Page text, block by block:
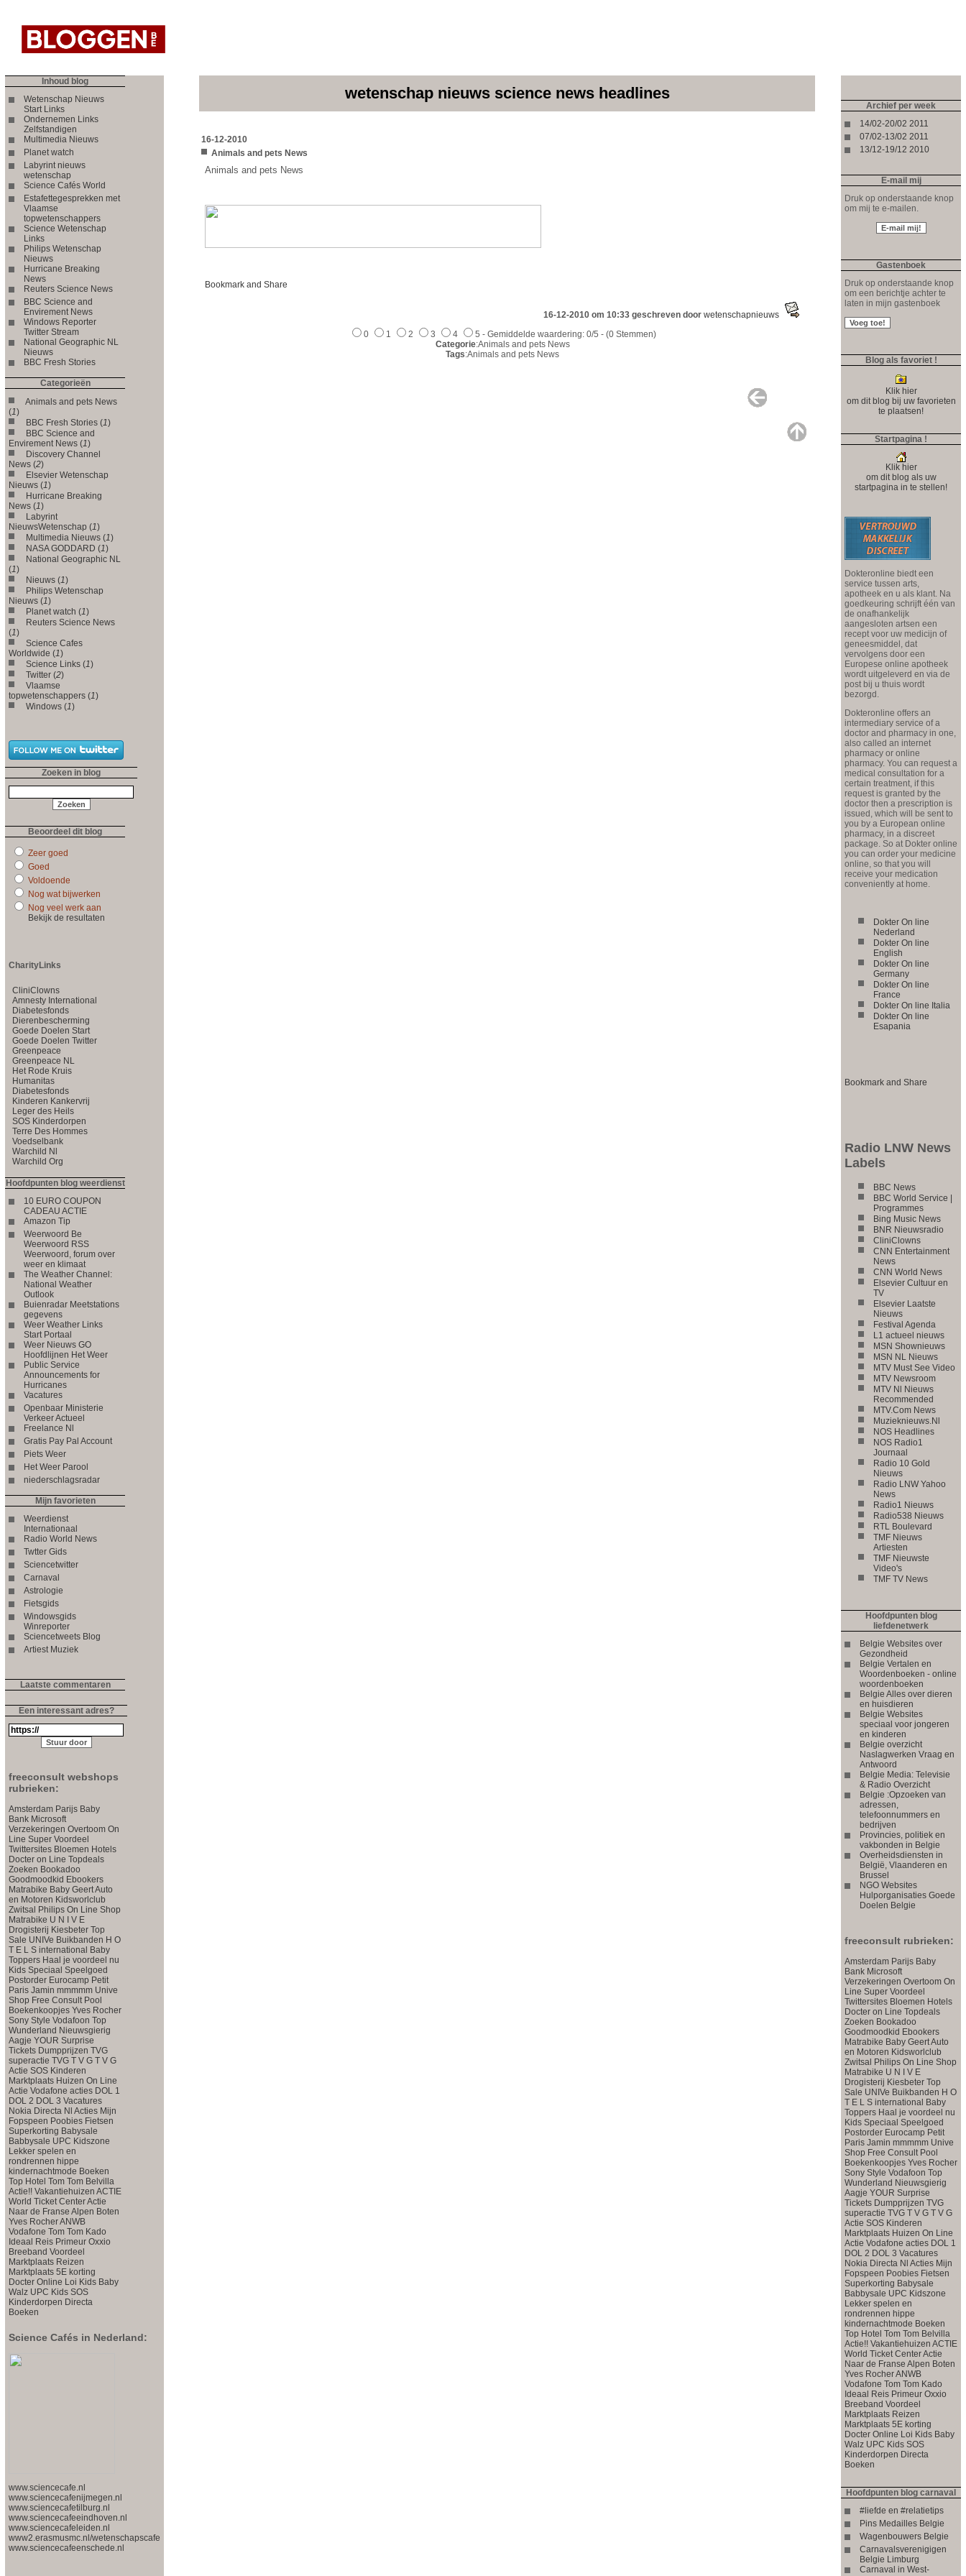
Inhoud blog
Wetenschap Nieuws
Start Links
Ondernemen Links
Zelfstandigen
Multimedia Nieuws
Planet watch
Labyrint nieuws
wetenschap
Science Cafés World
Estafettegesprekken met
Vlaamse
topwetenschappers
Science Wetenschap
Links
Philips Wetenschap
Nieuws
Hurricane Breaking
News
Reuters Science News
BBC Science and
Envirement News
Windows Reporter
Twitter Stream
National Geographic NL
Nieuws
BBC Fresh Stories
Categorieën
Animals and pets News
(1)
BBC Fresh Stories (1)
BBC Science and
Envirement News (1)
Discovery Channel
News (2)
Elsevier Wetenschap
Nieuws (1)
Hurricane Breaking
News (1)
Labyrint
NieuwsWetenschap (1)
Multimedia Nieuws (1)
NASA GODDARD (1)
National Geographic NL
(1)
Nieuws (1)
Philips Wetenschap
Nieuws (1)
Planet watch (1)
Reuters Science News
(1)
Science Cafes
Worldwide (1)
Science Links (1)
Twitter (2)
Vlaamse
topwetenschappers (1)
Windows (1)
Zoeken in blog
Beoordeel dit blog
Zeer goed
Goed
Voldoende
Nog wat bijwerken
Nog veel werk aan
Bekijk de resultaten
CharityLinks
CliniClowns
Amnesty International
Diabetesfonds
Dierenbescherming
Goede Doelen Start
Goede Doelen Twitter
Greenpeace
Greenpeace NL
Het Rode Kruis
Humanitas
Diabetesfonds
Kinderen Kankervrij
Leger des Heils
SOS Kinderdorpen
Terre Des Hommes
Voedselbank
Warchild Nl
Warchild Org
Hoofdpunten blog weerdienst
10 EURO COUPON
CADEAU ACTIE
Amazon Tip
Weerwoord Be
Weerwoord RSS
Weerwoord, forum over
weer en klimaat
The Weather Channel:
National Weather
Outlook
Buienradar Meetstations
gegevens
Weer Weather Links
Start Portaal
Weer Nieuws GO
Hoofdlijnen Het Weer
Public Service
Announcements for
Hurricanes
Vacatures
Openbaar Ministerie
Verkeer Actueel
Freelance Nl
Gratis Pay Pal Account
Piets Weer
Het Weer Parool
niederschlagsradar
Mijn favorieten
Weerdienst
Internationaal
Radio World News
Twtter Gids
Sciencetwitter
Carnaval
Astrologie
Fietsgids
Windowsgids
Winreporter
Sciencetweets Blog
Artiest Muziek
Laatste commentaren
Een interessant adres?
freeconsult webshops
rubrieken:
Amsterdam Parijs Baby
Bank Microsoft
Verzekeringen Overtoom On
Line Super Voordeel
Twittersites Bloemen Hotels
Docter on Line Topdeals
Zoeken Bookadoo
Goodmoodkid Ebookers
Matrabike Baby GeertAuto
en Motoren Kidsworlclub
Zwitsal Philips On Line Shop
Matrabike U N I V E
Drogisterij Kiesbeter Top
Sale UNIVe Buikbanden H O
T E L S international Baby
Toppers Haal je voordeel nu
Kids Speciaal Speelgoed
Postorder Eurocamp Petit
Paris Jamin mmmmm Unive
Shop Free Consult Pool
Boekenkoopjes Yves Rocher
Sony Style Vodafoon Top
Wunderland Nieuwsgierig
Aagje YOUR Surprise
Tickets Dumpprijzen TVG
superactie TVG T V G T V G
Actie SOS Kinderen
Marktplaats Huizen On Line
Actie Vodafone acties DOL 1
DOL 2 DOL 3 Vacatures
Nokia Directa Nl Acties Mijn
Fopspeen Poobies Fietsen
Superkorting Babysale
Babbysale UPC Kidszone
Lekker spelen en
rondrennen hippe
kindernachtmode Boeken
Top Hotel Tom Tom Belvilla
Actie!! Vakantiehuizen ACTIE
World Ticket CenterActie
Naar de Franse Alpen Boten
Yves RocherANWB
Vodafone Tom Tom Kado
Ideaal Reis Primeur Oxxio
Breeband Voordeel
Marktplaats Reizen
Marktplaats 5E korting
Docter Online Loi Kids Baby
Walz UPC Kids SOS
Kinderdorpen Directa
Boeken
Science Cafés in Nederland:
www.sciencecafe.nl
www.sciencecafenijmegen.nl
www.sciencecafetilburg.nl
www.sciencecafeeindhoven.nl
www.sciencecafeleiden.nl
www2.erasmusmc.nl/wetenschapscafe
www.sciencecafeenschede.nl
wetenschap nieuws science news headlines
16-12-2010
Animals and pets News
Animals and pets News
16-12-2010 om 10:33 geschreven door wetenschapnieuws
0
1 2 3 4
5 - Gemiddelde waardering: 0/5 - (0 Stemmen)
Categorie:Animals and pets News
Tags:Animals and pets News
Archief per week
14/02-20/02 2011
07/02-13/02 2011
13/12-19/12 2010
E-mail mij
Druk op onderstaande knop
om mij te e-mailen.
Gastenboek
Druk op onderstaande knop
om een berichtje achter te
laten in mijn gastenboek
Blog als favoriet !
Klik hier
om dit blog bij uw favorieten
te plaatsen!
Startpagina !
Klik hier
om dit blog als uw
startpagina in te stellen!
Dokteronline biedt een
service tussen arts,
apotheek en u als klant. Na
goedkeuring schrijft één van
de onafhankelijk
aangesloten artsen een
recept voor uw medicijn of
geneesmiddel, dat
vervolgens door een
Europese online apotheek
wordt uitgeleverd en via de
post bij u thuis wordt
bezorgd.
Dokteronline offers an
intermediary service of a
doctor and pharmacy in one,
also called an internet
pharmacy or online
pharmacy. You can request a
medical consultation for a
certain treatment, if this
request is granted by the
doctor then a prescription is
issued, which will be sent to
you by a European online
pharmacy, in a discreet
package. So at Dokter online
you can order your medicine
online, so that you will
receive your medication
conveniently at home.
Dokter On line
Nederland
Dokter On line
English
Dokter On line
Germany
Dokter On line
France
Dokter On line Italia
Dokter On line
Esapania
Radio LNW News
Labels
BBC News
BBC World Service |
Programmes
Bing Music News
BNR Nieuwsradio
CliniClowns
CNN Entertainment
News
CNN World News
Elsevier Cultuur en
TV
Elsevier Laatste
Nieuws
Festival Agenda
L1 actueel nieuws
MSN Shownieuws
MSN NL Nieuws
MTV Must See Video
MTV Newsroom
MTV Nl Nieuws
Recommended
MTV.Com News
Muzieknieuws.Nl
NOS Headlines
NOS Radio1
Journaal
Radio 10 Gold
Nieuws
Radio LNW Yahoo
News
Radio1 Nieuws
Radio538 Nieuws
RTL Boulevard
TMF Nieuws
Artiesten
TMF Nieuwste
Video's
TMF TV News
Hoofdpunten blog
liefdenetwerk
Belgie Websites over
Gezondheid
Belgie Vertalen en
Woordenboeken - online
woordenboeken
Belgie Alles over dieren
en huisdieren
Belgie Websites
speciaal voor jongeren
en kinderen
Belgie overzicht
Naslagwerken Vraag en
Antwoord
Belgie Media: Televisie
& Radio Overzicht
Belgie :Opzoeken van
adressen,
telefoonnummers en
bedrijven
Provincies, politiek en
vakbonden in Belgie
Overheidsdiensten in
België, Vlaanderen en
Brussel
NGO Websites
Hulporganisaties Goede
Doelen Belgie
freeconsult rubrieken:
Amsterdam Parijs Baby
Bank Microsoft
Verzekeringen Overtoom On
Line Super Voordeel
Twittersites Bloemen Hotels
Docter on Line Topdeals
Zoeken Bookadoo
Goodmoodkid Ebookers
Matrabike Baby GeertAuto
en Motoren Kidsworlclub
Zwitsal Philips On Line Shop
Matrabike U N I V E
Drogisterij Kiesbeter Top
Sale UNIVe Buikbanden H O
T E L S international Baby
Toppers Haal je voordeel nu
Kids Speciaal Speelgoed
Postorder Eurocamp Petit
Paris Jamin mmmmm Unive
Shop Free Consult Pool
Boekenkoopjes Yves Rocher
Sony Style Vodafoon Top
Wunderland Nieuwsgierig
Aagje YOUR Surprise
Tickets Dumpprijzen TVG
superactie TVG T V G T V G
Actie SOS Kinderen
Marktplaats Huizen On Line
Actie Vodafone acties DOL 1
DOL 2 DOL 3 Vacatures
Nokia Directa Nl Acties Mijn
Fopspeen Poobies Fietsen
Superkorting Babysale
Babbysale UPC Kidszone
Lekker spelen en
rondrennen hippe
kindernachtmode Boeken
Top Hotel Tom Tom Belvilla
Actie!! Vakantiehuizen ACTIE
World Ticket CenterActie
Naar de Franse Alpen Boten
Yves RocherANWB
Vodafone Tom Tom Kado
Ideaal Reis Primeur Oxxio
Breeband Voordeel
Marktplaats Reizen
Marktplaats 5E korting
Docter Online Loi Kids Baby
Walz UPC Kids SOS
Kinderdorpen Directa
Boeken
Hoofdpunten blog carnaval
#liefde en #relatietips
Pins Medailles Belgie
Wagenbouwers Belgie
Carnavalsverenigigen
Belgie Limburg
Carnaval in West-